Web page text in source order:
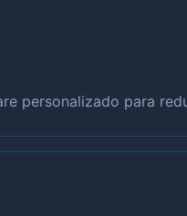
personalizado para